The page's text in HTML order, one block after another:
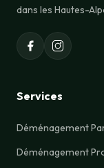
dans les Hautes-
Services
Déménagement
Déménagement